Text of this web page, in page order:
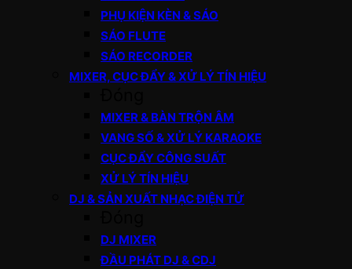
PHỤ KIỆN KÈN & SÁO
SÁO FLUTE
SÁO RECORDER
MIXER, CỤC ĐẨY & XỬ LÝ TÍN HIỆU
MIXER & BÀN TRỘN ÂM
VANG SỐ & XỬ LÝ KARAOKE
CỤC ĐẨY CÔNG SUẤT
XỬ LÝ TÍN HIỆU
DJ & SẢN XUẤT NHẠC ĐIỆN TỬ
DJ MIXER
ĐẦU PHÁT DJ & CDJ